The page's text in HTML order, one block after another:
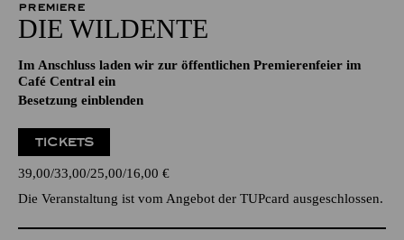
PREMIERE
DIE WILDENTE
Im Anschluss laden wir zur öffentlichen Premierenfeier im
Café Central ein
Besetzung einblenden
TICKETS
39,00 33,00 25,00 16,00 €
Die Veranstaltung ist vom Angebot der TUPcard ausgeschlossen.